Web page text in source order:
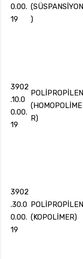
0.00.
19
(SÜSPANSİYON
)
3902
.10.0
0.00.
19
POLİPROPİLEN
(HOMOPOLİME
R)
3902
.30.0
0.00.
19
POLİPROPİLEN
(KOPOLİMER)